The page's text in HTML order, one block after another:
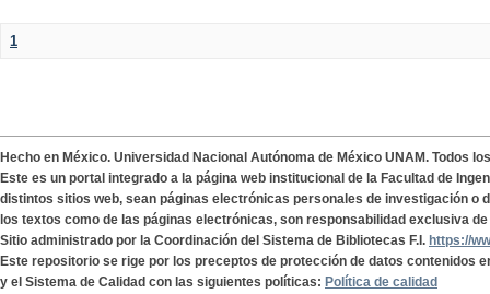
1
Hecho en México. Universidad Nacional Autónoma de México UNAM. Todos
Este es un portal integrado a la página web institucional de la Facultad de
distintos sitios web, sean páginas electrónicas personales de investigación o
los textos como de las páginas electrónicas, son responsabilidad exclusiva
Sitio administrado por la Coordinación del Sistema de Bibliotecas F.I. https://
Este repositorio se rige por los preceptos de protección de datos contenidos
y el Sistema de Calidad con las siguientes políticas: Política de calidad